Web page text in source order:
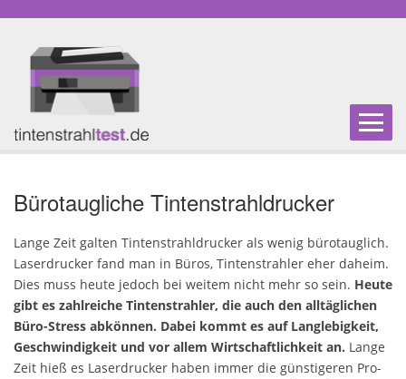
Multifunktionsdrucker
Einsteiger-Drucker
Fotodrucker
Bürotaugliche Tintenstrahldrucker
Lange Zeit galten Tintenstrahldrucker als wenig bürotauglich.
Laserdrucker fand man in Büros, Tintenstrahler eher daheim.
Dies muss heute jedoch bei weitem nicht mehr so sein. Heute
gibt es zahlreiche Tintenstrahler, die auch den alltäglichen
Büro-Stress abkönnen. Dabei kommt es auf Langlebigkeit,
Geschwindigkeit und vor allem Wirtschaftlichkeit an. Lange
Zeit hieß es Laserdrucker haben immer die günstigeren Pro-